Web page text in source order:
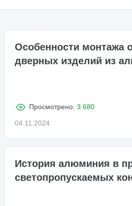
Особенности монтажа
дверных изделий из
Просмотрено:3 680
04.11.2024
История алюминия в
светопропускаемых